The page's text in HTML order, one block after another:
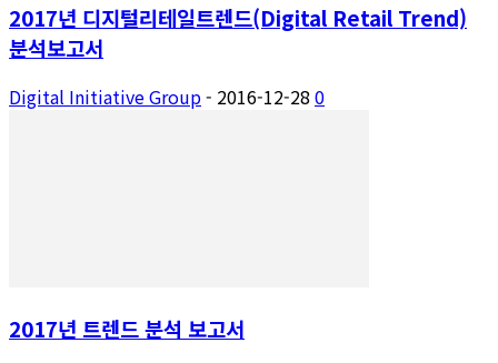
2017년 디지털리테일트렌드(Digital Retail Trend)
분석보고서
Digital Initiative Group- 2016-12-28 0
2017년 트렌드 분석 보고서